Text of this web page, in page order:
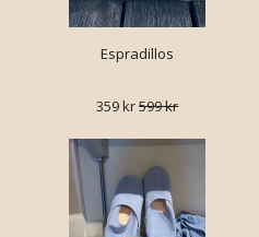
Espradillos
359 kr599 kr